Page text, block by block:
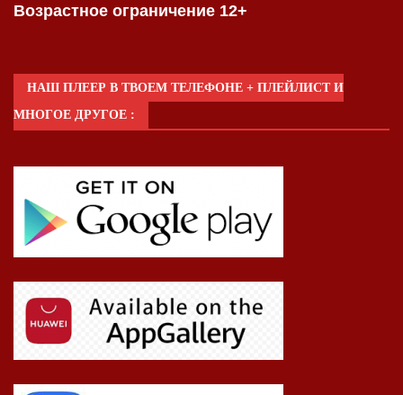
Возрастное ограничение 12+
НАШ ПЛЕЕР В ТВОЕМ ТЕЛЕФОНЕ + ПЛЕЙЛИСТ И
МНОГОЕ ДРУГОЕ :